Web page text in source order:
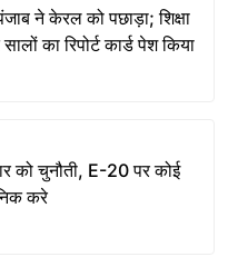
ने केरल को पछाड़ा; शिक्षा
का रिपोर्ट कार्ड पेश किया
को चुनौती, E-20 पर कोई
करे